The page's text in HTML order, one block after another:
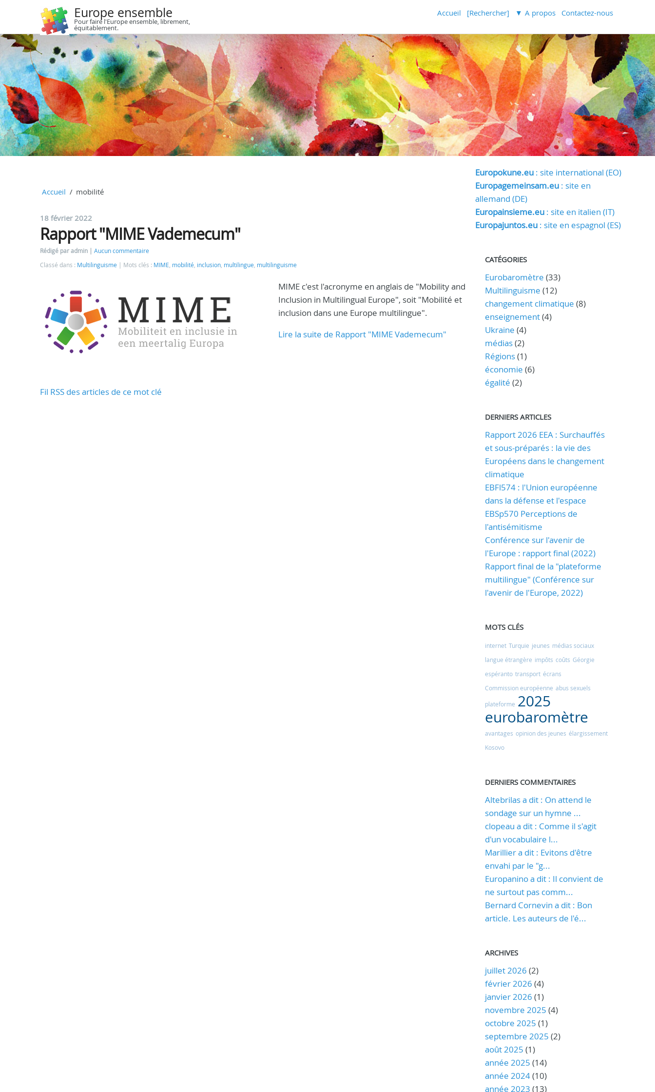
Europe ensemble
Pour faire l'Europe ensemble, librement,
équitablement.
Accueil [Rechercher] A propos Contactez-nous
Accueil mobilité
18 février 2022
Rapport "MIME Vademecum"
Rédigé par admin
Aucun commentaire
Classé dans : Multilinguisme Mots clés : MIME, mobilité, inclusion, multilingue, multilinguisme
MIME c'est l'acronyme en anglais de "Mobility and
Inclusion in Multilingual Europe", soit "Mobilité et
inclusion dans une Europe multilingue".
Lire la suite de Rapport "MIME Vademecum"
Fil RSS des articles de ce mot clé
Europokune.eu: site international (EO)
Europagemeinsam.eu: site en
allemand (DE)
Europainsieme.eu: site en italien (IT)
Europajuntos.eu: site en espagnol (ES)
CATÉGORIES
Eurobaromètre (33)
Multilinguisme (12)
changement climatique (8)
enseignement(4)
Ukraine (4)
médias(2)
Régions(1)
économie (6)
égalité (2)
DERNIERS ARTICLES
Rapport 2026 EEA : Surchauffés
et sous-préparés : la vie des
Européens dans le changement
climatique
EBFl574 : l'Union européenne
dans la défense et l'espace
EBSp570 Perceptions de
l'antisémitisme
Conférence sur l'avenir de
l'Europe : rapport final (2022)
Rapport final de la "plateforme
multilingue" (Conférence sur
l'avenir de l'Europe, 2022)
MOTS CLÉS
internet Turquie jeunes médias sociaux
langue étrangère impôts coûts Géorgie
espéranto transport écrans
Commission européenne abus sexuels
plateforme 2025
eurobaromètre
avantages opinion des jeunes élargissement
Kosovo
DERNIERS COMMENTAIRES
Altebrilas a dit : On attend le
sondage sur un hymne ...
clopeau a dit : Comme il s'agit
d'un vocabulaire l...
Marillier a dit : Evitons d'être
envahi par le "g...
Europanino a dit : Il convient de
ne surtout pas comm...
Bernard Cornevin a dit : Bon
article. Les auteurs de l'é...
ARCHIVES
juillet 2026 (2)
février 2026 (4)
janvier 2026 (1)
novembre 2025 (4)
octobre 2025 (1)
septembre 2025 (2)
août 2025 (1)
année 2025 (14)
année 2024(10)
année 2023 (13)